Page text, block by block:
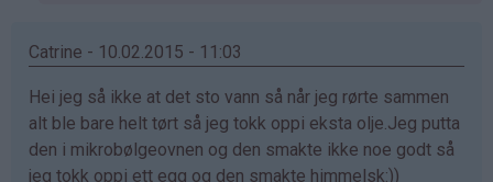
:)
bekreftet)
Catrine - 10.02.2015 - 11:03
Hei jeg så ikke at det sto vann så når jeg rørte sammen
alt ble bare helt tørt så jeg tokk oppi eksta olje.Jeg putta
den i mikrobølgeovnen og den smakte ikke noe godt så
jeg tokk oppi ett egg og den smakte himmelsk:))